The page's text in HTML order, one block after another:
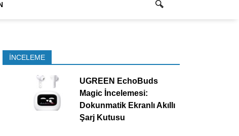
İNCELEME
UGREEN EchoBuds
Magic İncelemesi:
Dokunmatik Ekranlı Akıllı
Şarj Kutusu